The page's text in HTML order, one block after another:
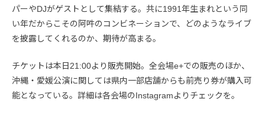
パーやDJがゲストとして集結する。共に1991年生まれという同
い年だからこその阿吽のコンビネーションで、どのようなライブ
を披露してくれるのか、期待が高まる。
チケットは本日21:00より販売開始。全会場e+での販売のほか、
沖縄・愛媛公演に関しては県内一部店舗からも前売り券が購入可
能となっている。詳細は各会場のInstagramよりチェックを。